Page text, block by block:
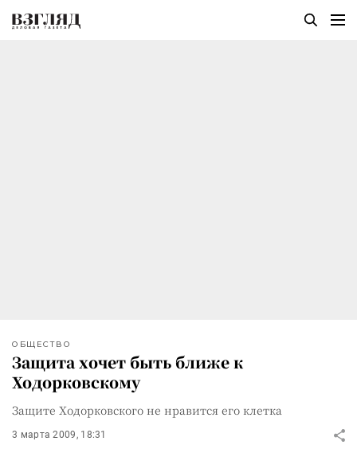
ОБЩЕСТВО
Защита хочет быть ближе к
Ходорковскому
Защите Ходорковского не нравится его клетка
3 марта 2009, 18:31